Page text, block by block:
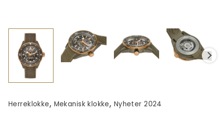
Herreklokke, Mekanisk klokke, Nyheter 2024